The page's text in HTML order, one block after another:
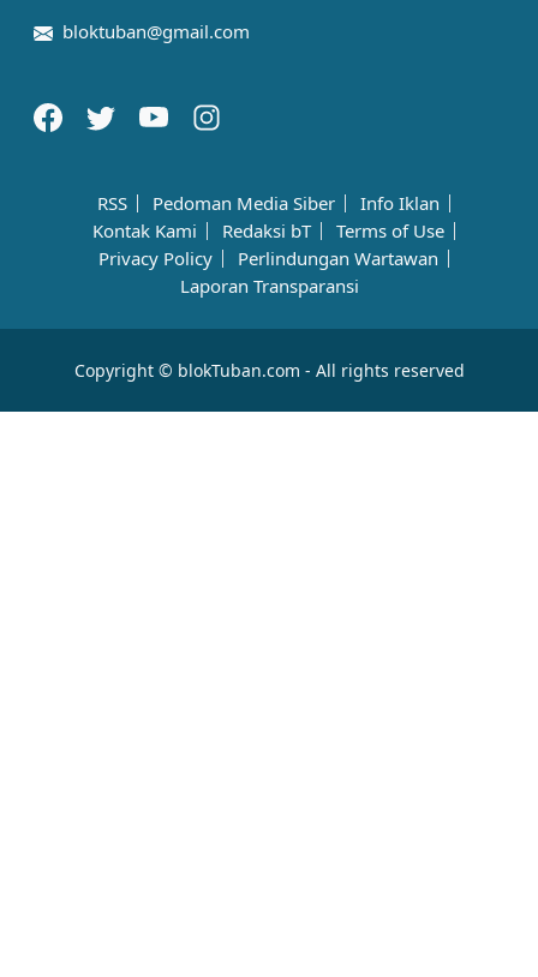
bloktuban@gmail.com
RSS Pedoman Media Siber
Info Iklan
Kontak Kami
Redaksi bT
Terms of Use
Privacy Policy
Perlindungan Wartawan
Laporan Transparansi
Copyright © blokTuban.com - All rights reserved